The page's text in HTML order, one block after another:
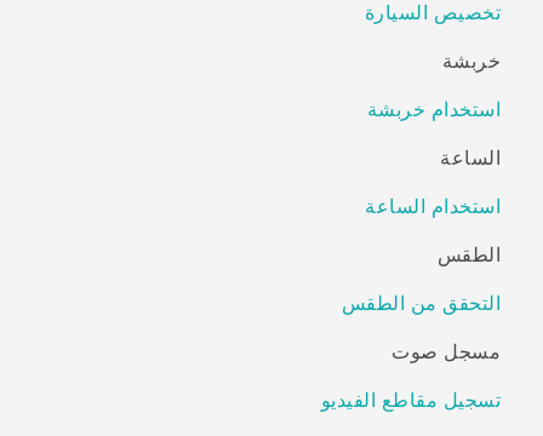
تخصيص السيارة
خربشة
استخدام خربشة
الساعة
استخدام الساعة
الطقس
التحقق من الطقس
مسجل صوت
تسجيل مقاطع الفيديو